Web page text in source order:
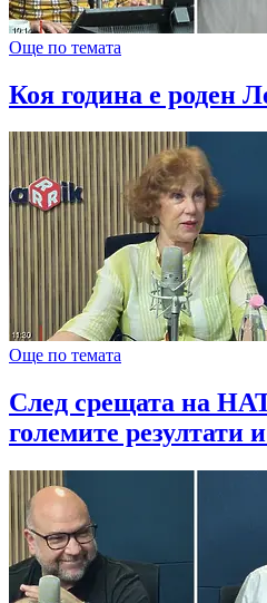
Още по темата
Коя година е роден
Още по темата
След срещата на
големите резултати